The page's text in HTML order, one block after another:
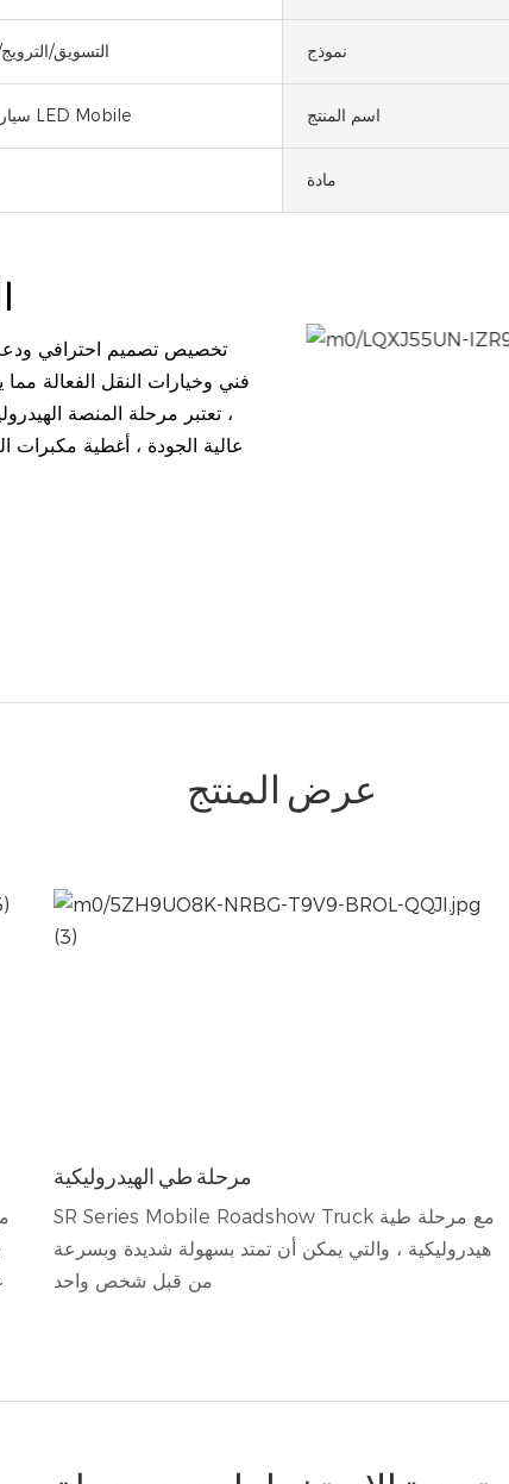
التسويق/ نموذج
سيارة إعلانية LED Mobile اسم المنتج
مادة
فني وخيارات النقل الفعالة
، تعتبر مرحلة المنصة
عرض المنتج
مرحلة طي الهيدروليكية
SR Series Mobile Roadshow Truck مع مرحلة طية
هيدروليكية ، والتي يمكن أن تمتد بسهولة شديدة وبسرعة
من قبل شخص واحد